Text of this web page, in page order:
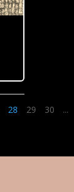
28 29 30 ...